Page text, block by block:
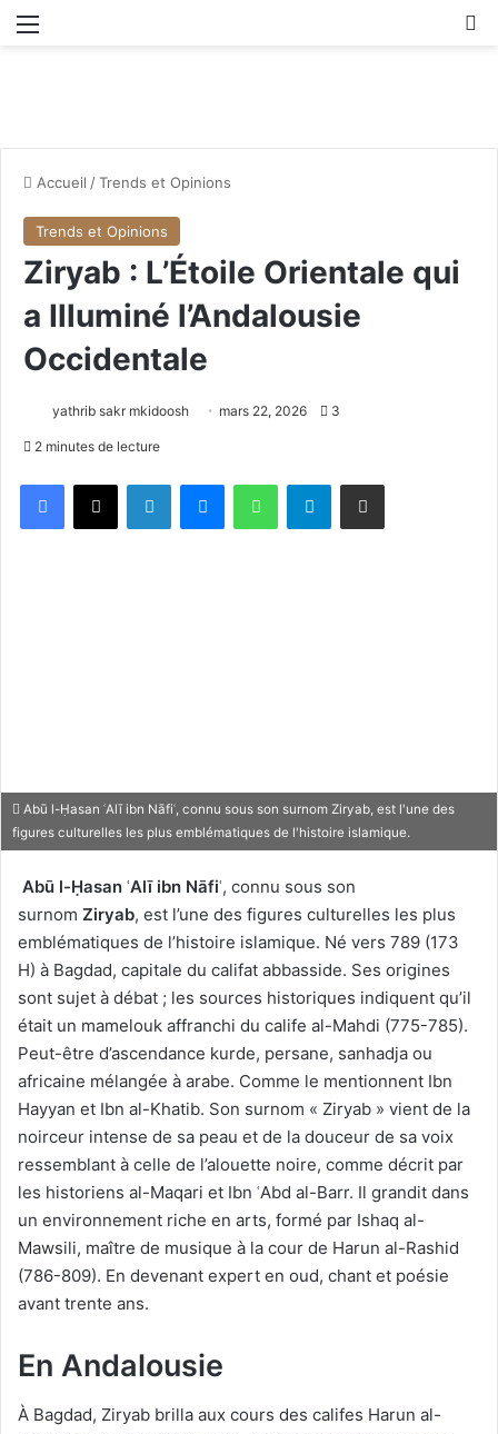
Accueil /Trends et Opinions
Trends et Opinions
Ziryab : L’Étoile Orientale qui
a Illuminé l’Andalousie
Occidentale
yathrib sakr mkidoosh mars 22, 2026 3
2 minutes de lecture
Telegram
Abū l-Ḥasan ʿAlī ibn Nāfiʿ, connu sous son surnom Ziryab, est l'une des
figures culturelles les plus emblématiques de l'histoire islamique.
Abū l-Ḥasan ʿAlī ibn Nāfiʿ, connu sous son
surnom Ziryab, est l’une des figures culturelles les plus
emblématiques de l’histoire islamique. Né vers 789 (173
H) à Bagdad, capitale du califat abbasside. Ses origines
sont sujet à débat ; les sources historiques indiquent qu’il
était un mamelouk affranchi du calife al-Mahdi (775-785).
Peut-être d’ascendance kurde, persane, sanhadja ou
africaine mélangée à arabe. Comme le mentionnent Ibn
Hayyan et Ibn al-Khatib. Son surnom « Ziryab » vient de la
noirceur intense de sa peau et de la douceur de sa voix
ressemblant à celle de l’alouette noire, comme décrit par
les historiens al-Maqari et Ibn ʿAbd al-Barr. Il grandit dans
un environnement riche en arts, formé par Ishaq al-
Mawsili, maître de musique à la cour de Harun al-Rashid
(786-809). En devenant expert en oud, chant et poésie
avant trente ans.
En Andalousie
À Bagdad, Ziryab brilla aux cours des califes Harun al-